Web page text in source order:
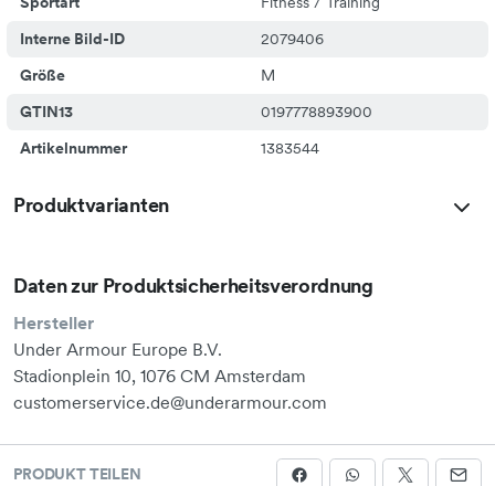
Interne Bild-ID
2079406
Größe
M
GTIN13
0197778893900
Artikelnummer
1383544
Produktvarianten
Daten zur Produktsicherheitsverordnung
Hersteller
Under Armour Europe B.V.
Stadionplein 10, 1076 CM Amsterdam
customerservice.de@underarmour.com
PRODUKT TEILEN